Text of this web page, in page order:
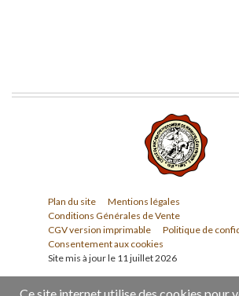
Plan du site
Mentions légales
Conditions Générales de Vente
CGV version imprimable
Politique de
Consentement aux cookies
Site mis à jour le 11 juillet 2026